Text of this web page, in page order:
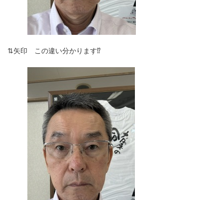
⇅矢印 この違い分かります⁉